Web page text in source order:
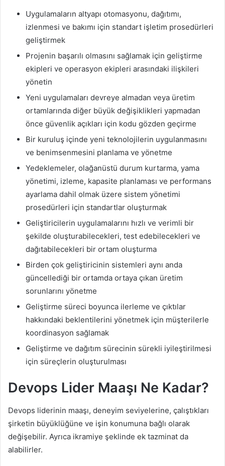
Uygulamaların altyapı otomasyonu, dağıtımı,
izlenmesi ve bakımı için standart işletim prosedürleri
geliştirmek
Projenin başarılı olmasını sağlamak için geliştirme
ekipleri ve operasyon ekipleri arasındaki ilişkileri
yönetin
Yeni uygulamaları devreye almadan veya üretim
ortamlarında diğer büyük değişiklikleri yapmadan
önce güvenlik açıkları için kodu gözden geçirme
Bir kuruluş içinde yeni teknolojilerin uygulanmasını
ve benimsenmesini planlama ve yönetme
Yedeklemeler, olağanüstü durum kurtarma, yama
yönetimi, izleme, kapasite planlaması ve performans
ayarlama dahil olmak üzere sistem yönetimi
prosedürleri için standartlar oluşturmak
Geliştiricilerin uygulamalarını hızlı ve verimli bir
şekilde oluşturabilecekleri, test edebilecekleri ve
dağıtabilecekleri bir ortam oluşturma
Birden çok geliştiricinin sistemleri aynı anda
güncellediği bir ortamda ortaya çıkan üretim
sorunlarını yönetme
Geliştirme süreci boyunca ilerleme ve çıktılar
hakkındaki beklentilerini yönetmek için müşterilerle
koordinasyon sağlamak
Geliştirme ve dağıtım sürecinin sürekli iyileştirilmesi
için süreçlerin oluşturulması
Devops Lider Maaşı Ne Kadar?
Devops liderinin maaşı, deneyim seviyelerine, çalıştıkları
şirketin büyüklüğüne ve işin konumuna bağlı olarak
değişebilir. Ayrıca ikramiye şeklinde ek tazminat da
alabilirler.